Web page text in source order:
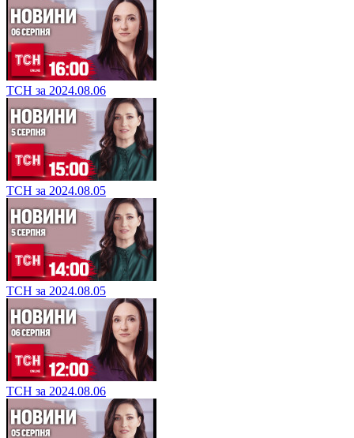
ТСН за 2024.08.06
ТСН за 2024.08.05
ТСН за 2024.08.05
ТСН за 2024.08.06